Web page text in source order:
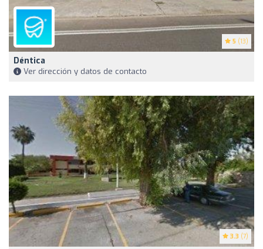
5 (13)
Déntica
Ver dirección y datos de contacto
3.3 (7)